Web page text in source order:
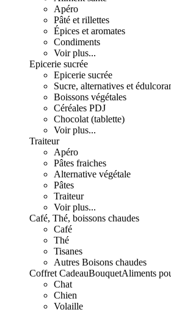
Apéro
Pâté et rillettes
Épices et aromates
Condiments
Voir plus...
Epicerie sucrée
Epicerie sucrée
Sucre, alternatives et
Boissons végétales
Céréales PDJ
Chocolat (tablette)
Voir plus...
Traiteur
Apéro
Pâtes fraiches
Alternative végétale
Pâtes
Traiteur
Voir plus...
Café, Thé, boissons chaudes
Café
Thé
Tisanes
Autres Boisons chaudes
Coffret CadeauBouquetAliments
Chat
Chien
Volaille